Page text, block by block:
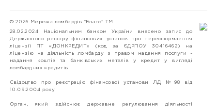
© 2026 Мережа ломбардів "Благо" ТМ
28.02.2024 Національним банком України внесено запис до
Державного реєстру фінансових установ про переоформлення
ліцензії ПТ «ДОНКРЕДИТ» (код за ЄДРПОУ 30416462) на
ліцензію на діяльність ломбарду з правом надання послуги -
надання коштів та банківських металів у кредит у вигляді
ломбардних кредитів.
Свідоцтво про реєстрацію фінансової установи ЛД №98 від
10.09.2004 року
Орган, який здійснює державне регулювання діяльності